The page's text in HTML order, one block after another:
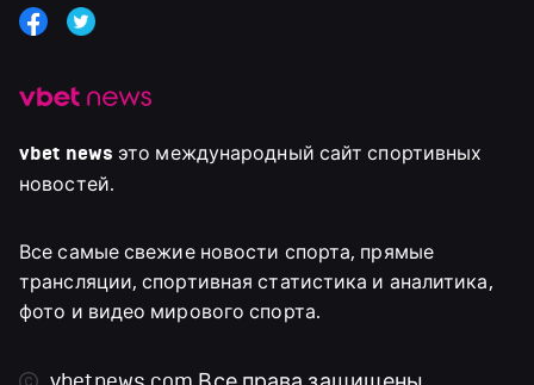
vbet news это международный сайт спортивных
новостей.
Все самые свежие новости спорта, прямые
трансляции, спортивная статистика и аналитика,
фото и видео мирового спорта.